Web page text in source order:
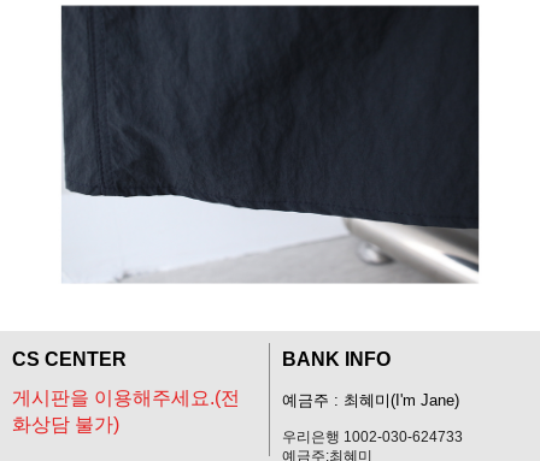
CS CENTER
게시판을 이용해주세요.(전
화상담 불가)
BANK INFO
예금주 : 최혜미(I'm Jane)
우리은행 1002-030-624733
예금주:최혜미